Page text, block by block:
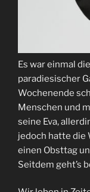
Es war einmal
paradiesischer
Wochenende
Menschen und
seine Eva,
jedoch hatte die
einen Obsttag
Seitdem geht’s